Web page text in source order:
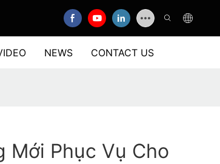
NEWS CONTACT US
Mới Phục Vụ Cho